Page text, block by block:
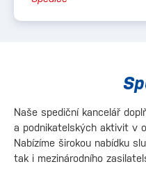
Naše spediční kancelář
a podnikatelských aktivit v
Nabízíme širokou nabídku
tak i mezinárodního